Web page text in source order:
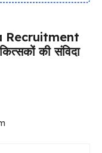
Recruitment
की संविदा